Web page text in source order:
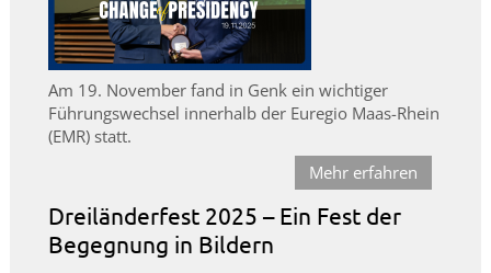
Am 19. November fand in Genk ein wichtiger
Führungswechsel innerhalb der Euregio Maas-Rhein
(EMR) statt.
Mehr erfahren
Dreiländerfest 2025 – Ein Fest der
Begegnung in Bildern